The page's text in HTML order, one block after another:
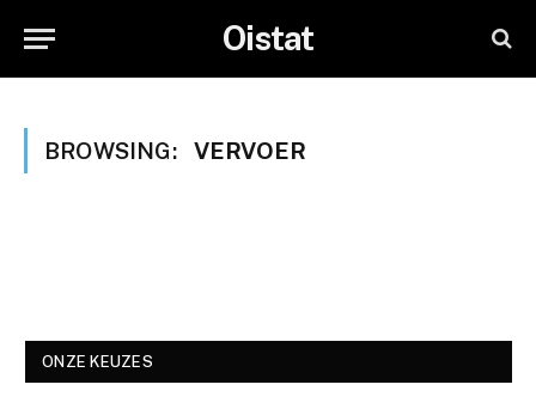
Oistat
BROWSING: VERVOER
ONZE KEUZES